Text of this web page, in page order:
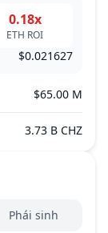
0.18x
ETH ROI
$0.021627
$65.00 M
3.73 B CHZ
Phái sinh